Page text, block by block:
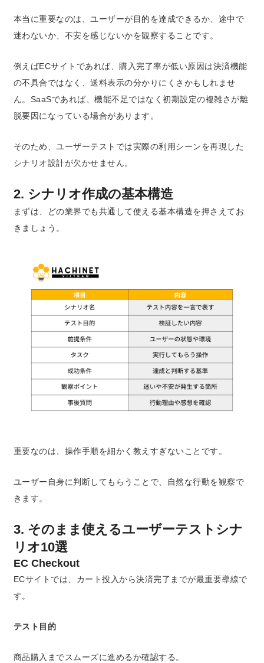
本当に重要なのは、ユーザーが目的を達成できるか、途中で
迷わないか、不安を感じないかを観察することです。
例えばECサイトであれば、購入完了率が低い原因は決済機能
の不具合ではなく、送料表示の分かりにくさかもしれませ
ん。SaaSであれば、機能不足ではなく初期設定の複雑さが離
脱要因になっている場合があります。
そのため、ユーザーテストでは実際の利用シーンを再現した
シナリオ設計が欠かせません。
2. シナリオ作成の基本構造
まずは、どの業界でも共通して使える基本構造を押さえてお
きましょう。
重要なのは、操作手順を細かく教えすぎないことです。
ユーザー自身に判断してもらうことで、自然な行動を観察で
きます。
3. そのまま使えるユーザーテストシナ
リオ10選
EC Checkout
ECサイトでは、カート投入から決済完了までが最重要導線で
す。
テスト目的
商品購入までスムーズに進めるか確認する。